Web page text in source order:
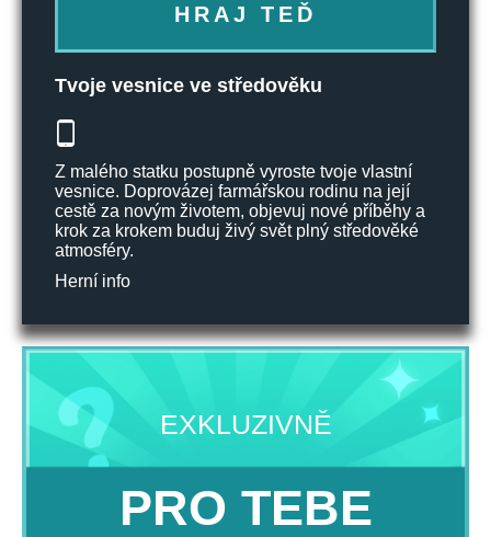
HRAJ TEĎ
Tvoje vesnice ve středověku
Z malého statku postupně vyroste tvoje vlastní
vesnice. Doprovázej farmářskou rodinu na její
cestě za novým životem, objevuj nové příběhy a
krok za krokem buduj živý svět plný středověké
atmosféry.
Herní info
EXKLUZIVNĚ
PRO TEBE